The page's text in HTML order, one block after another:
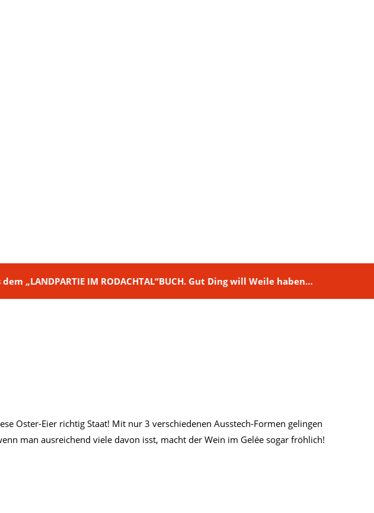
„LANDPARTIE IM RODACHTAL“BUCH. Gut Ding will Weile haben…
Oster-Eier richtig Staat! Mit nur 3 verschiedenen Ausstech-Formen gelingen
man ausreichend viele davon isst, macht der Wein im Gelée sogar fröhlich!